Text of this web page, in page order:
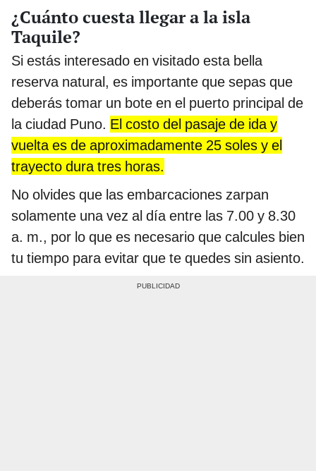
¿Cuánto cuesta llegar a la isla
Taquile?
Si estás interesado en visitado esta bella
reserva natural, es importante que sepas que
deberás tomar un bote en el puerto principal de
la ciudad Puno. El costo del pasaje de ida y
vuelta es de aproximadamente 25 soles y el
trayecto dura tres horas.
No olvides que las embarcaciones zarpan
solamente una vez al día entre las 7.00 y 8.30
a. m., por lo que es necesario que calcules bien
tu tiempo para evitar que te quedes sin asiento.